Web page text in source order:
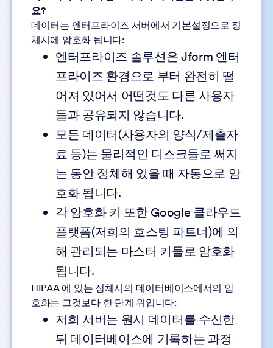
요?
데이터는 엔터프라이즈 서버에서 기본설정으로 정
체시에 암호화 됩니다:
엔터프라이즈 솔루션은 Jform 엔터
프라이즈 환경으로 부터 완전히 떨
어져 있어서 어떤것도 다른 사용자
들과 공유되지 않습니다.
모든 데이터(사용자의 양식/제출자
료 등)는 물리적인 디스크들로 써지
는 동안 정체해 있을 때 자동으로 암
호화 됩니다.
각 암호화 키 또한 Google 클라우드
플랫폼(저희의 호스팅 파트너)에 의
해 관리되는 마스터 키들로 암호화
됩니다.
HIPAA 에 있는 정체시의 데이터베이스에서의 암
호화는 그것보다 한 단계 위입니다:
저희 서버는 원시 데이터를 수신한
뒤 데이터베이스에 기록하는 과정